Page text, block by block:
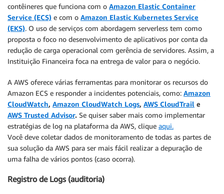
contêineres que funciona com o Amazon Elastic Container
Service (ECS) e com o Amazon Elastic Kubernetes Service
(EKS). O uso de serviços com abordagem serverless tem como
proposta o foco no desenvolvimento de aplicativos por conta da
redução de carga operacional com gerência de servidores. Assim, a
Instituição Financeira foca na entrega de valor para o negócio.
A AWS oferece várias ferramentas para monitorar os recursos do
Amazon ECS e responder a incidentes potenciais, como: Amazon
CloudWatch, Amazon CloudWatch Logs, AWS CloudTrail e
AWS Trusted Advisor. Se quiser saber mais como implementar
estratégias de log na plataforma da AWS, clique aqui.
Você deve coletar dados de monitoramento de todas as partes de
sua solução da AWS para ser mais fácil realizar a depuração de
uma falha de vários pontos (caso ocorra).
Registro de Logs (auditoria)